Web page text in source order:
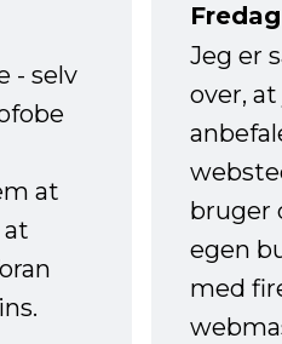
- selv
at
Jeg er
over,
bruger
egen
med